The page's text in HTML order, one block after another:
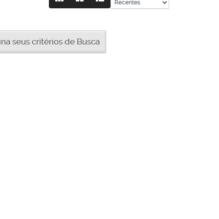
seus critérios de Busca